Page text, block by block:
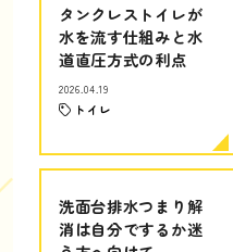
タンクレストイレが
水を流す仕組みと水
道直圧方式の利点
2026.04.19
トイレ
洗面台排水つまり解
消は自分でするか迷